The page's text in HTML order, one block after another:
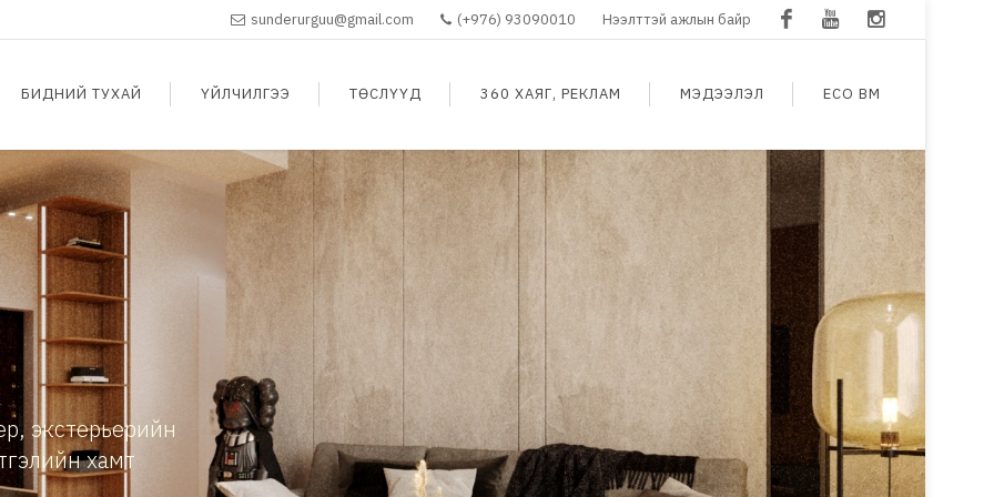
sunderurguu@gmail.com (+976) 93090010 Нээлттэй ажлын байр
БИДНИЙ ТУХАЙ ҮЙЛЧИЛГЭЭ ТӨСЛҮҮД 360 ХАЯГ, РЕКЛАМ МЭДЭЭЛЭЛ ECO BM
экстерьерийн
хамт